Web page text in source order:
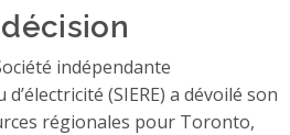
indépendante
(SIERE) a dévoilé son
régionales pour Toronto,